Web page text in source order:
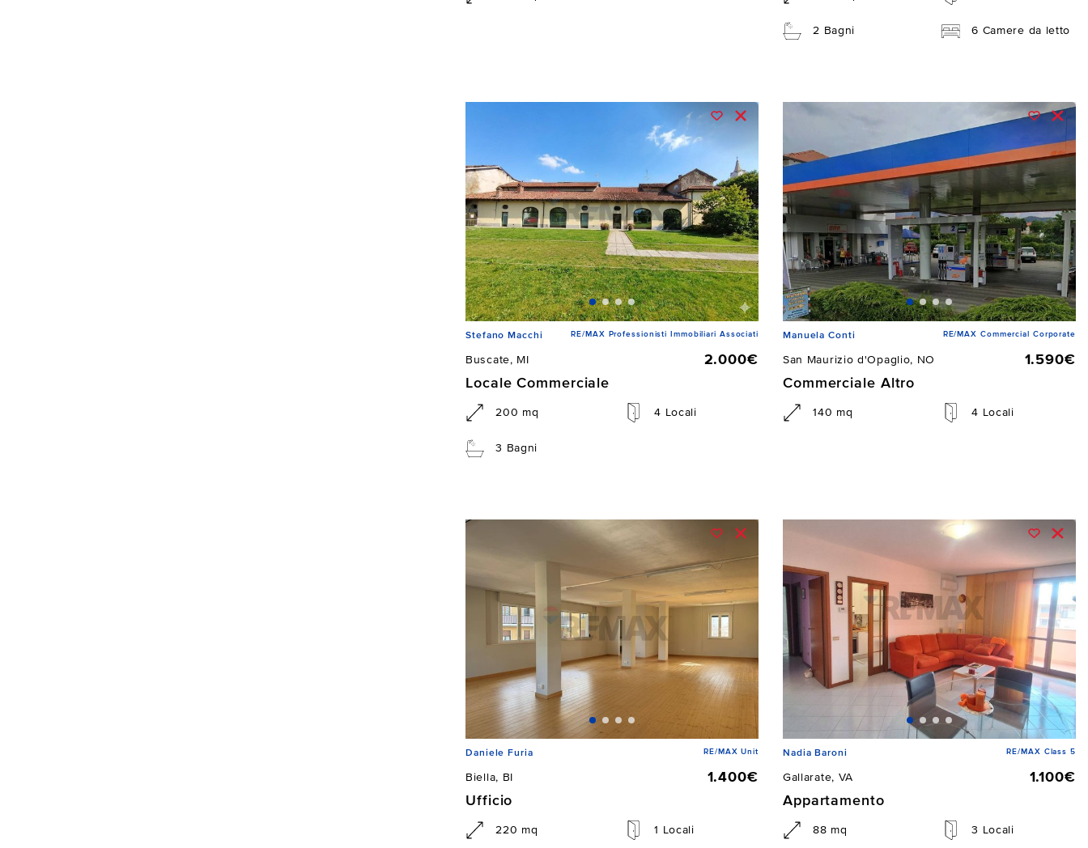
2 Bagni 6 Camere da letto
Stefano Macchi RE/MAX Professionisti Immobiliari Associati
Buscate, MI
2.000€
Locale Commerciale
200 mq 4 Locali
3 Bagni
Manuela Conti RE/MAX Commercial Corporate
San Maurizio d'Opaglio, NO
1.590€
Commerciale Altro
140 mq 4 Locali
Daniele Furia RE/MAX Unit
Biella, BI
1.400€
Ufficio
220 mq 1 Locali
Nadia Baroni RE/MAX Class 5
Gallarate, VA
1.100€
Appartamento
88 mq 3 Locali